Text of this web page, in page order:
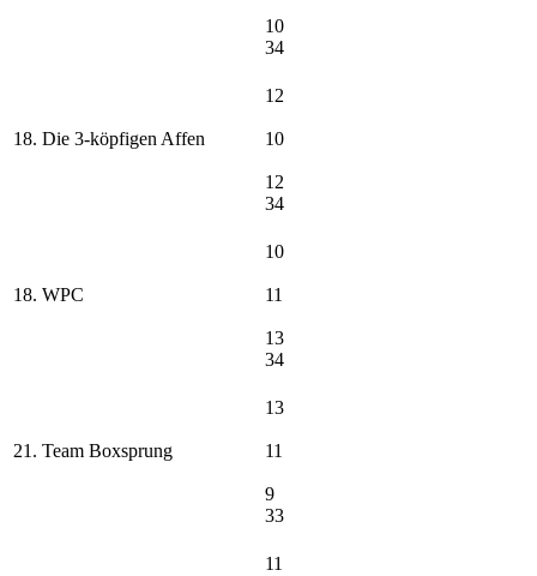
10
34
18. Die 3-köpfigen Affen
12
10
12
34
18. WPC
10
11
13
34
21. Team Boxsprung
13
11
9
33
11